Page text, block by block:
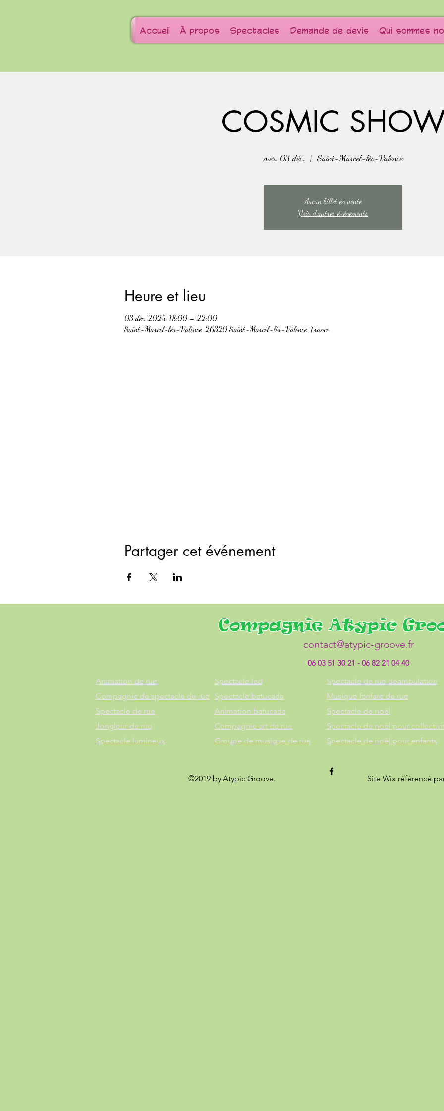
Accueil À propos Spectacles Demande de devis Qui sommes
COSMIC
mer. 03 déc.
  |
Saint-Marcel-lès-Valence
Aucun billet en vente
Voir d'autres événements
Heure et lieu
03 déc. 2025, 18:00 – 22:00
Saint-Marcel-lès-Valence, 26320 Saint-Marcel-lès-Valence, France
Partager cet événement
Compagnie Atypic
contact@atypic-groove.fr
06 03 51 30 21 - 06 82 21 04 40
Animation de rue
Compagnie de spectacle de rue
Spectacle de rue
Jongleur de rue
Spectacle lumineux
Spectacle led
Spectacle batucada
Animation batucada
Compagnie art de rue
Groupe de musique de rue
©2019 by Atypic Groove.
Spectacle de rue déambulation
Musique fanfare de rue
Spectacle de noël
Spectacle de noël pour
Spectacle de noël pour enfants
Site Wix référencé